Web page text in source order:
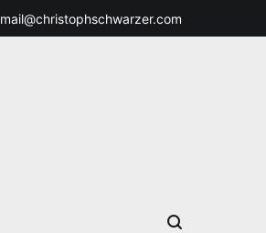
mail@christophschwarzer.com